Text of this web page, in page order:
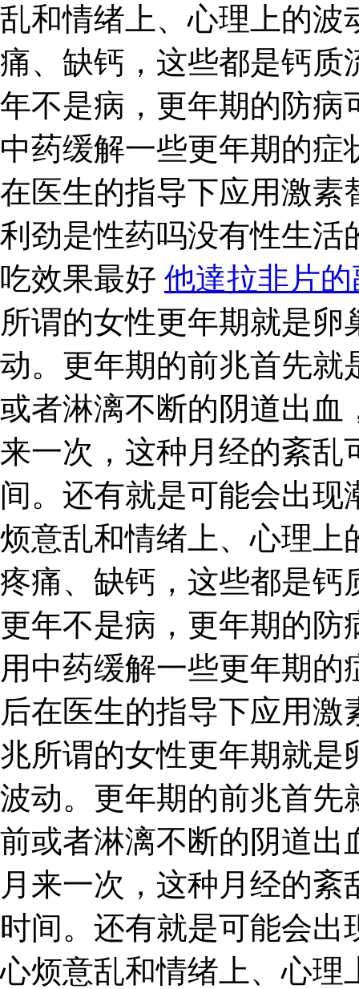
乱和情绪上、心理上的波
痛、缺钙，这些都是钙质
年不是病，更年期的防病
中药缓解一些更年期的
在医生的指导下应用激
利劲是性药吗没有性生活
吃效果最好 他達拉非片
所谓的女性更年期就是
动。更年期的前兆首先就
或者淋漓不断的阴道出血
来一次，这种月经的紊乱
间。还有就是可能会出
烦意乱和情绪上、心理上
疼痛、缺钙，这些都是钙
更年不是病，更年期的防
用中药缓解一些更年期
后在医生的指导下应用
兆所谓的女性更年期就是
波动。更年期的前兆首先
前或者淋漓不断的阴道出
月来一次，这种月经的
时间。还有就是可能会
心烦意乱和情绪上、心理